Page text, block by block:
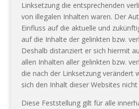
Linksetzung die entsprechenden
von illegalen Inhalten waren. Der
Einfluss auf die aktuelle und
auf die Inhalte der gelinkten bzw.
Deshalb distanziert er sich hiermit
allen Inhalten aller gelinkten bzw.
die nach der Linksetzung verändert
sich den Inhalt dieser Websites nicht
Diese Feststellung gilt für alle